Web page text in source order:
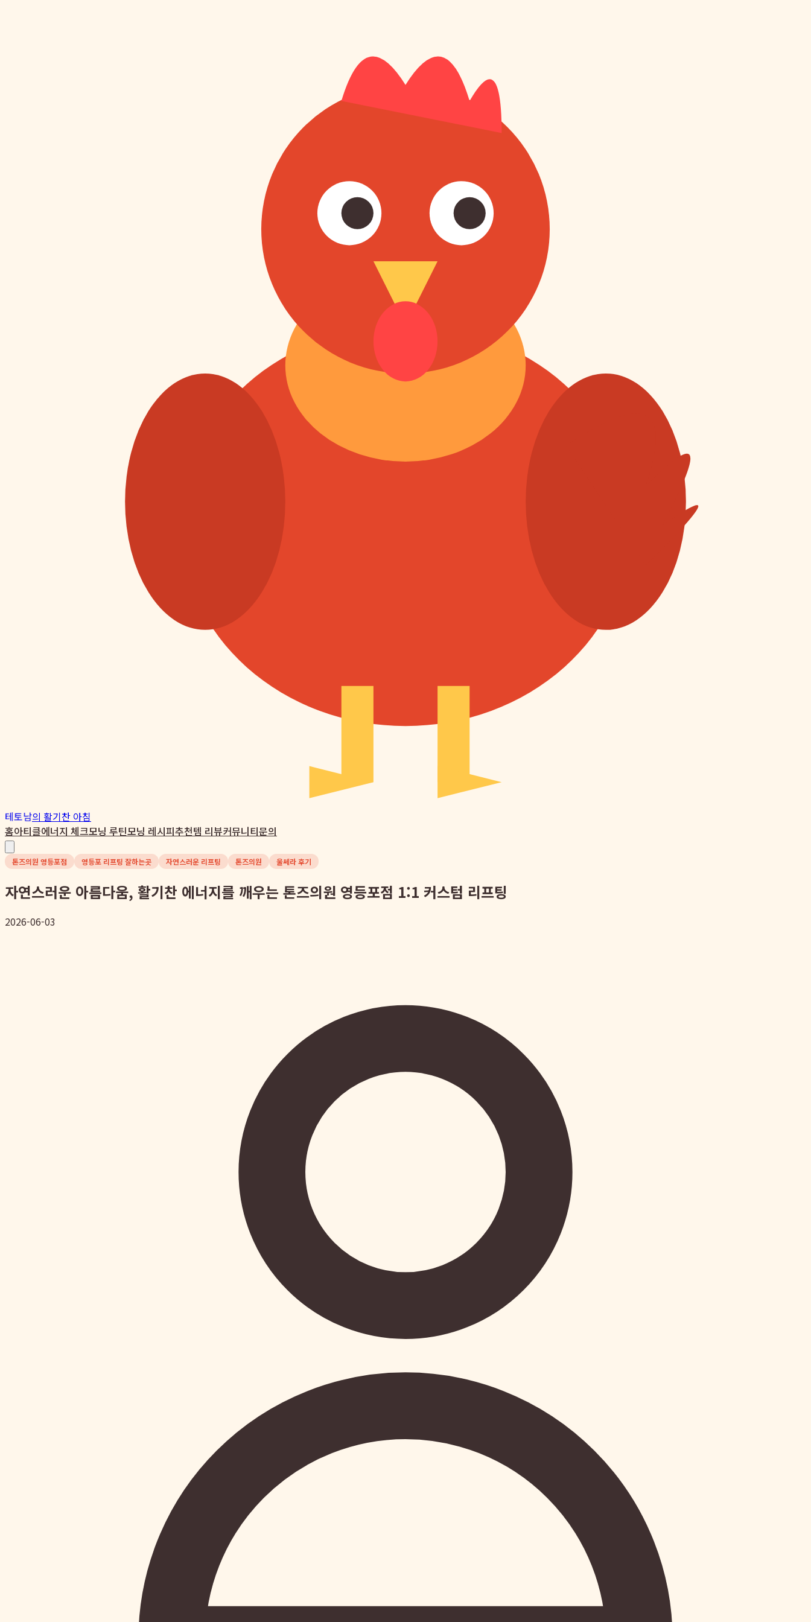
테토남의 활기찬 아침
홈아티클에너지 체크모닝 루틴모닝 레시피추천템 리뷰커뮤니티문의
톤즈의원 영등포점 영등포 리프팅 잘하는곳 자연스러운 리프팅 톤즈의원 울쎄라 후기
자연스러운 아름다움, 활기찬 에너지를 깨우는 톤즈의원 영등포점 1:1 커스텀 리프팅
2026-06-03